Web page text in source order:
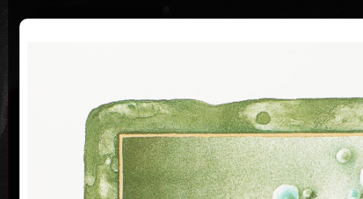
Životopis Výstavy Ocenění Sbírky
Vladimír Suchánek
* 12.2.1933 † 25.1.2021